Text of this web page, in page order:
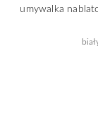
umywalka